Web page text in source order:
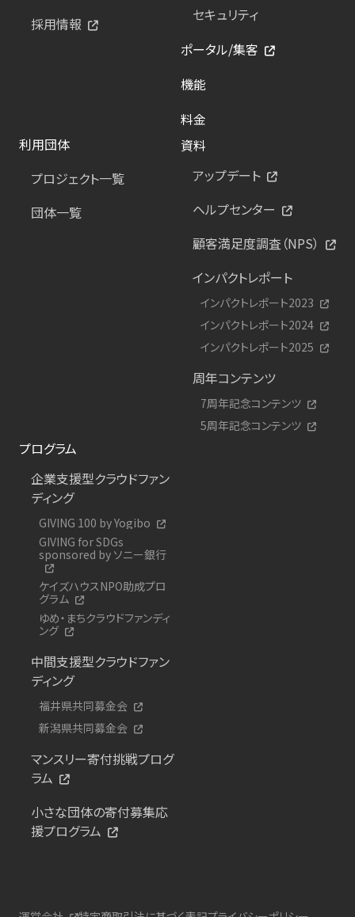
採用情報
セキュリティ
ポータル/集客
機能
料金
利用団体
プロジェクト一覧
団体一覧
資料
アップデート
ヘルプセンター
顧客満足度調査（NPS）
インパクトレポート
インパクトレポート2023
インパクトレポート2024
インパクトレポート2025
周年コンテンツ
7周年記念コンテンツ
5周年記念コンテンツ
プログラム
企業支援型クラウドファン
ディング
GIVING 100 by Yogibo
GIVING for SDGs
sponsored by ソニー銀行
ケイズハウスNPO助成プロ
グラム
ゆめ・まちクラウドファンディ
ング
中間支援型クラウドファン
ディング
福井県共同募金会
新潟県共同募金会
マンスリー寄付挑戦プログ
ラム
小さな団体の寄付募集応
援プログラム